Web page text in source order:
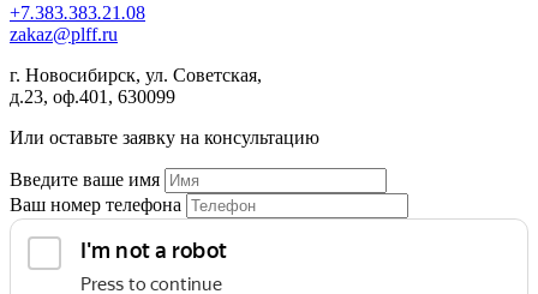
+7.383.383.21.08
zakaz@plff.ru
г. Новосибирск, ул. Советская,
д.23, оф.401, 630099
Или оставьте заявку на консультацию
Введите ваше имя
Ваш номер телефона